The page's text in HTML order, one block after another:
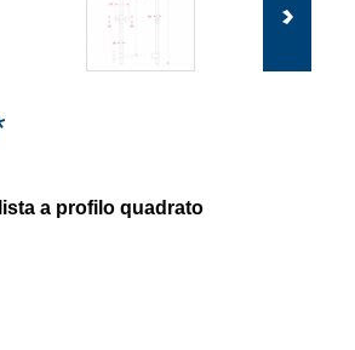
a profilo quadrato